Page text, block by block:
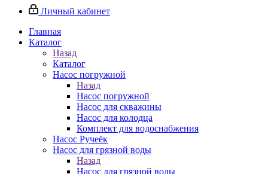
Личный кабинет
Главная
Каталог
Назад
Каталог
Насос погружной
Назад
Насос погружной
Насос для скважины
Насос для колодца
Комплект для водоснабжения
Насос Ручеёк
Насос для грязной воды
Назад
Насос для грязной воды